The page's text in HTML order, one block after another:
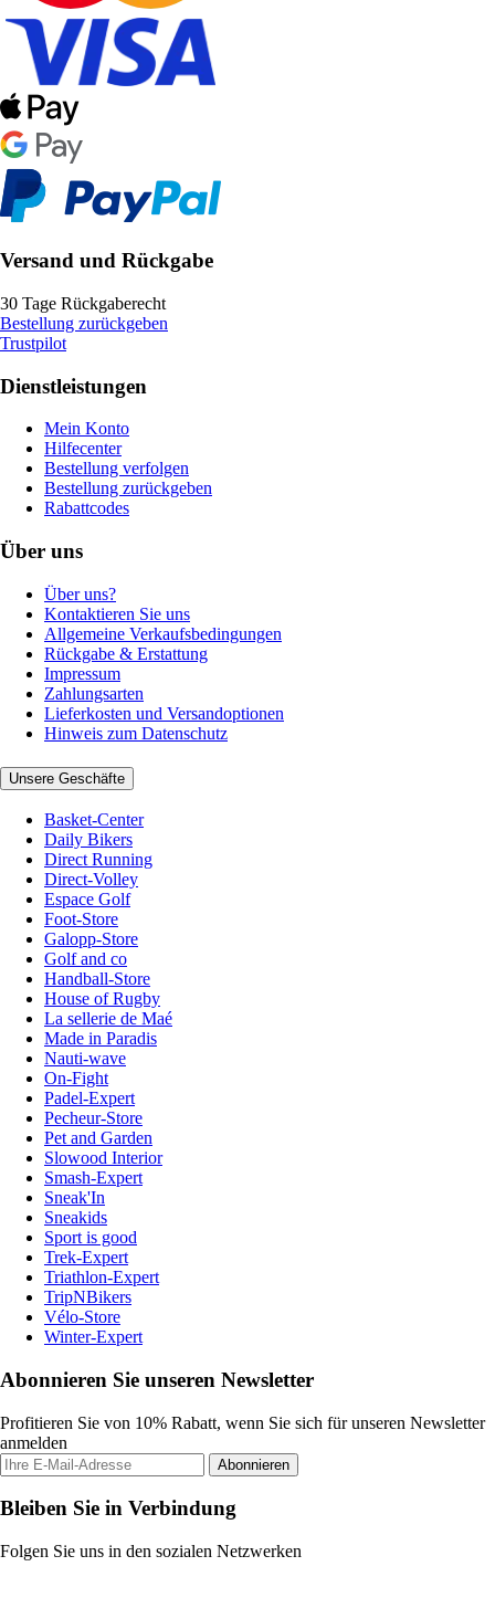
Versand und Rückgabe
30 Tage Rückgaberecht
Bestellung zurückgeben
Trustpilot
Dienstleistungen
Mein Konto
Hilfecenter
Bestellung verfolgen
Bestellung zurückgeben
Rabattcodes
Über uns
Über uns?
Kontaktieren Sie uns
Allgemeine Verkaufsbedingungen
Rückgabe & Erstattung
Impressum
Zahlungsarten
Lieferkosten und Versandoptionen
Hinweis zum Datenschutz
Unsere Geschäfte
Basket-Center
Daily Bikers
Direct Running
Direct-Volley
Espace Golf
Foot-Store
Galopp-Store
Golf and co
Handball-Store
House of Rugby
La sellerie de Maé
Made in Paradis
Nauti-wave
On-Fight
Padel-Expert
Pecheur-Store
Pet and Garden
Slowood Interior
Smash-Expert
Sneak'In
Sneakids
Sport is good
Trek-Expert
Triathlon-Expert
TripNBikers
Vélo-Store
Winter-Expert
Abonnieren Sie unseren Newsletter
Profitieren Sie von 10% Rabatt, wenn Sie sich für unseren Newsletter
anmelden
Abonnieren
Bleiben Sie in Verbindung
Folgen Sie uns in den sozialen Netzwerken